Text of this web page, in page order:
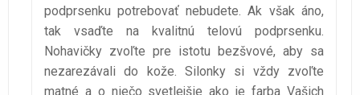
podprsenku potrebovať nebudete. Ak však áno,
tak vsaďte na kvalitnú telovú podprsenku.
Nohavičky zvoľte pre istotu bezšvové, aby sa
nezarezávali do kože. Silonky si vždy zvoľte
matné a o niečo svetlejšie ako je farba Vašich